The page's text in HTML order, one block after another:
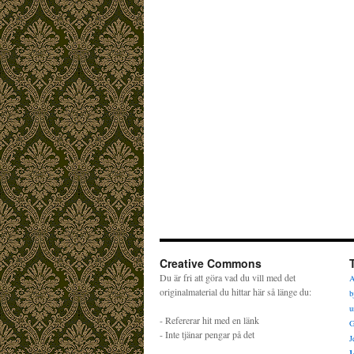
Creative Commons
Du är fri att göra vad du vill med det
originalmaterial du hittar här så länge du:
- Refererar hit med en länk
- Inte tjänar pengar på det